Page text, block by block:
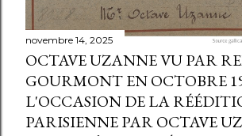
novembre 14, 2025
OCTAVE UZANNE VU PAR
GOURMONT EN OCTOBRE
L'OCCASION DE LA
PARISIENNE PAR OCTAVE